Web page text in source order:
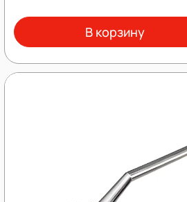
В корзину